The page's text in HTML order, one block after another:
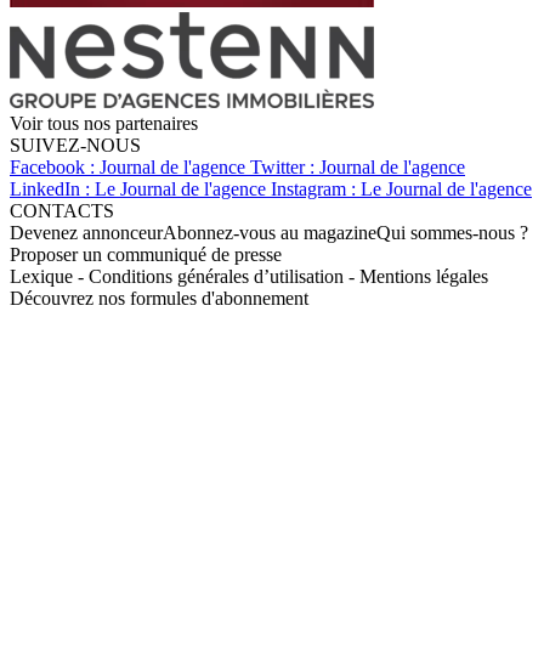
Voir tous nos partenaires
SUIVEZ-NOUS
Facebook : Journal de l'agence Twitter : Journal de l'agence
LinkedIn : Le Journal de l'agence Instagram : Le Journal de l'agence
CONTACTS
Devenez annonceurAbonnez-vous au magazineQui sommes-nous ?
Proposer un communiqué de presse
Lexique - Conditions générales d’utilisation - Mentions légales
Découvrez nos formules d'abonnement